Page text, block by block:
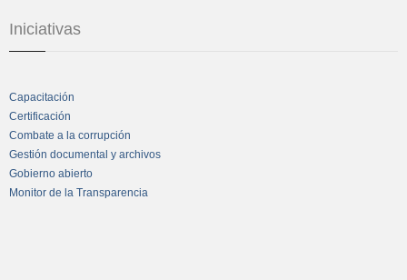
Iniciativas
Capacitación
Certificación
Combate a la corrupción
Gestión documental y archivos
Gobierno abierto
Monitor de la Transparencia